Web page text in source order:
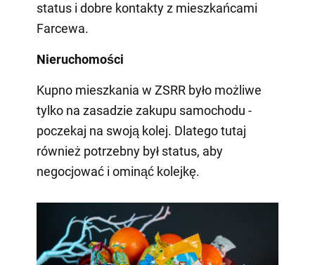
status i dobre kontakty z mieszkańcami
Farcewa.
Nieruchomości
Kupno mieszkania w ZSRR było możliwe
tylko na zasadzie zakupu samochodu -
poczekaj na swoją kolej. Dlatego tutaj
również potrzebny był status, aby
negocjować i ominąć kolejkę.